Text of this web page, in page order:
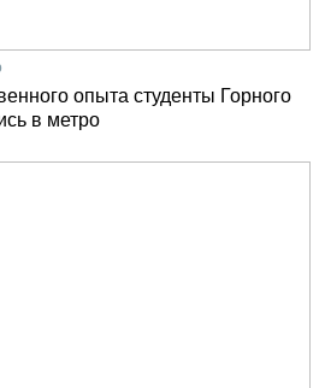
опыта студенты Горного
в метро